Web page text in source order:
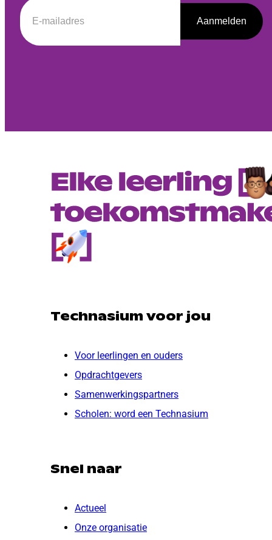
Aanmelden
Technasium voor jou
Voor leerlingen en ouders
Opdrachtgevers
Samenwerkingspartners
Scholen: word een Technasium
Snel naar
Actueel
Onze organisatie